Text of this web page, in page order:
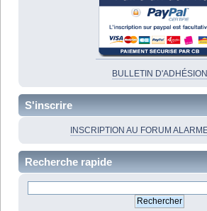
BULLETIN D'ADHÉSION
S'inscrire
INSCRIPTION AU FORUM
Recherche rapide